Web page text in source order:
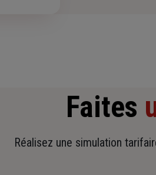
Faites
Réalisez une simulation